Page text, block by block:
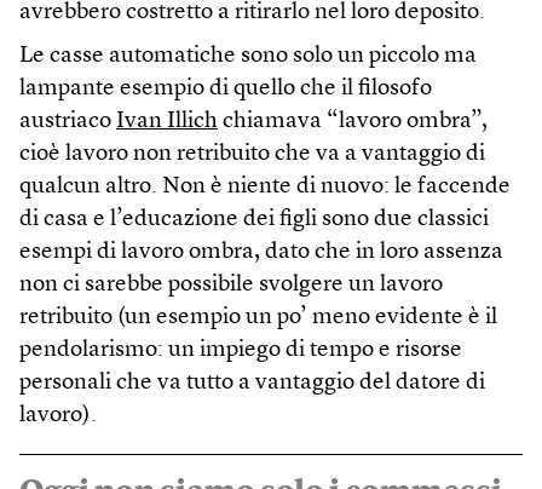
avrebbero costretto a ritirarlo nel loro deposito.
Le casse automatiche sono solo un piccolo ma
lampante esempio di quello che il filosofo
austriaco Ivan Illich chiamava “lavoro ombra”,
cioè lavoro non retribuito che va a vantaggio di
qualcun altro. Non è niente di nuovo: le faccende
di casa e l’educazione dei figli sono due classici
esempi di lavoro ombra, dato che in loro assenza
non ci sarebbe possibile svolgere un lavoro
retribuito (un esempio un po’ meno evidente è il
pendolarismo: un impiego di tempo e risorse
personali che va tutto a vantaggio del datore di
lavoro).